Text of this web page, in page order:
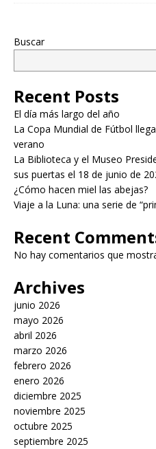
Buscar
Recent Posts
El día más largo del año
La Copa Mundial de Fútbol
verano
La Biblioteca y el Museo
sus puertas el 18 de junio de
¿Cómo hacen miel las abejas?
Viaje a la Luna: una serie de
Recent
No hay comentarios que
Archives
junio 2026
mayo 2026
abril 2026
marzo 2026
febrero 2026
enero 2026
diciembre 2025
noviembre 2025
octubre 2025
septiembre 2025